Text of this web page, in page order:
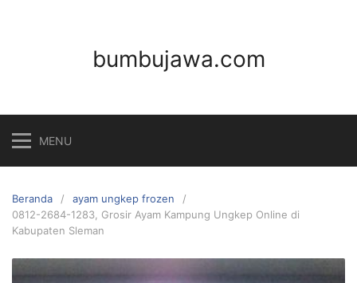
bumbujawa.com
MENU
Beranda
ayam ungkep frozen
0812-2684-1283, Grosir Ayam Kampung Ungkep Online di
Kabupaten Sleman